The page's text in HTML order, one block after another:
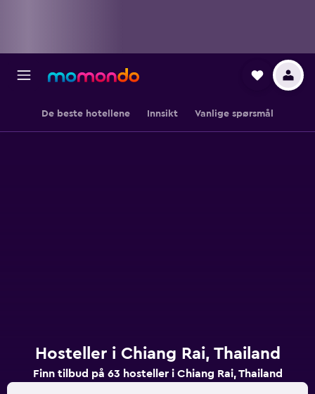
De beste hotellene Innsikt Vanlige spørsmål
Hosteller i Chiang Rai, Thailand
Finn tilbud på 63 hosteller i Chiang Rai, Thailand